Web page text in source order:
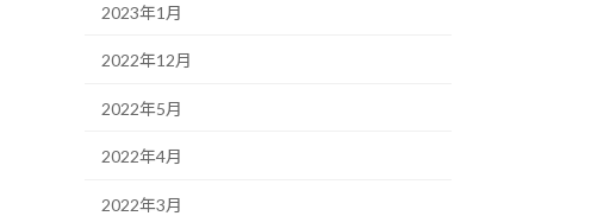
2023年1月
2022年12月
2022年5月
2022年4月
2022年3月